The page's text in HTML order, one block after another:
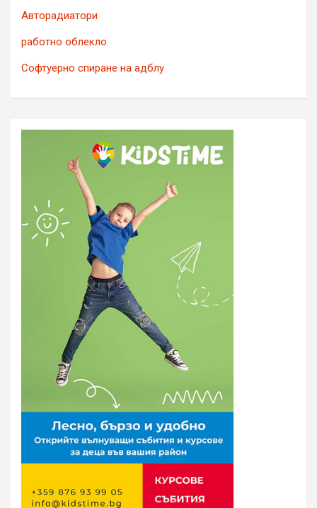
Авторадиатори
работно облекло
Софтуерно спиране на адблу